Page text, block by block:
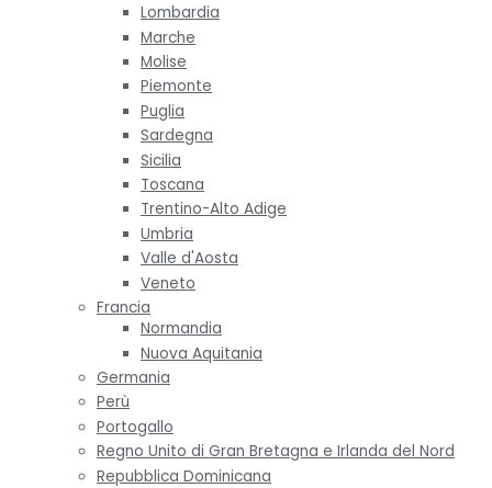
Lombardia
Marche
Molise
Piemonte
Puglia
Sardegna
Sicilia
Toscana
Trentino-Alto Adige
Umbria
Valle d'Aosta
Veneto
Francia
Normandia
Nuova Aquitania
Germania
Perù
Portogallo
Regno Unito di Gran Bretagna e Irlanda del Nord
Repubblica Dominicana